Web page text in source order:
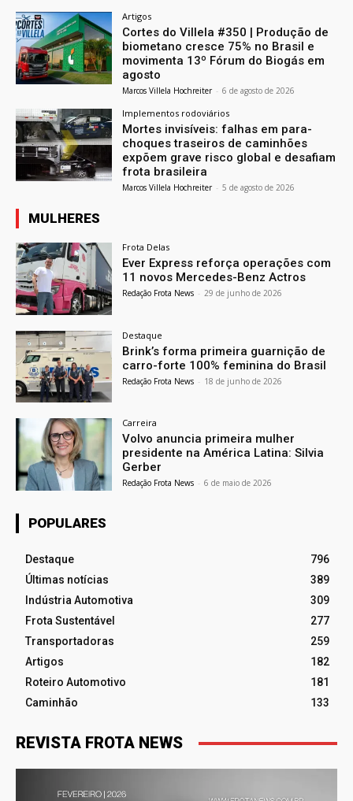
Artigos
Cortes do Villela #350 | Produção de
biometano cresce 75% no Brasil e
movimenta 13º Fórum do Biogás em
agosto
Marcos Villela Hochreiter - 6 de agosto de 2026
Implementos rodoviários
Mortes invisíveis: falhas em para-
choques traseiros de caminhões
expõem grave risco global e desafiam
frota brasileira
Marcos Villela Hochreiter - 5 de agosto de 2026
MULHERES
Frota Delas
Ever Express reforça operações com
11 novos Mercedes-Benz Actros
Redação Frota News - 29 de junho de 2026
Destaque
Brink’s forma primeira guarnição de
carro-forte 100% feminina do Brasil
Redação Frota News - 18 de junho de 2026
Carreira
Volvo anuncia primeira mulher
presidente na América Latina: Silvia
Gerber
Redação Frota News - 6 de maio de 2026
POPULARES
Destaque
796
Últimas notícias
389
Indústria Automotiva
309
Frota Sustentável
277
Transportadoras
259
Artigos
182
Roteiro Automotivo
181
Caminhão
133
REVISTA FROTA NEWS